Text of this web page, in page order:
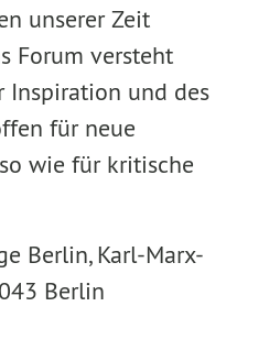
unserer Zeit
Forum versteht
Inspiration und des
für neue
wie für kritische
Berlin, Karl-Marx-
Berlin